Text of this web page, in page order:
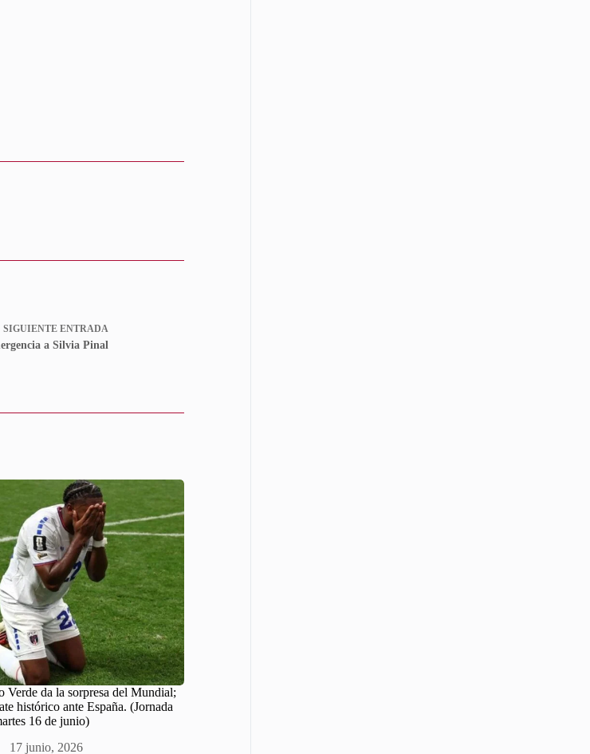
SIGUIENTE ENTRADA
a Silvia Pinal
Verde da la sorpresa del Mundial;
histórico ante España. (Jornada
16 de junio)
17 junio, 2026